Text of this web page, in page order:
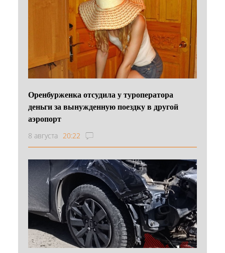
Оренбурженка отсудила у туроператора
деньги за вынужденную поездку в другой
аэропорт
8 августа 20:22